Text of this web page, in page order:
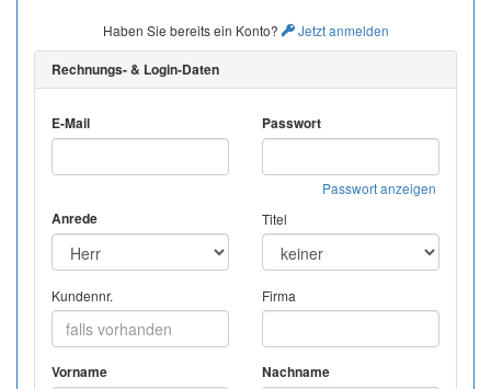
Haben Sie bereits ein Konto? Jetzt anmelden
Rechnungs- & Login-Daten
E-Mail Passwort
Passwort anzeigen
Anrede Titel
Kundennr. Firma
Vorname Nachname